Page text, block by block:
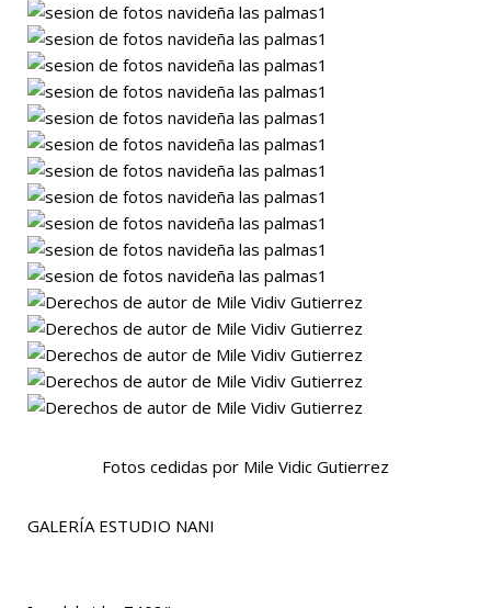
Fotos cedidas por Mile Vidic Gutierrez
GALERÍA ESTUDIO NANI